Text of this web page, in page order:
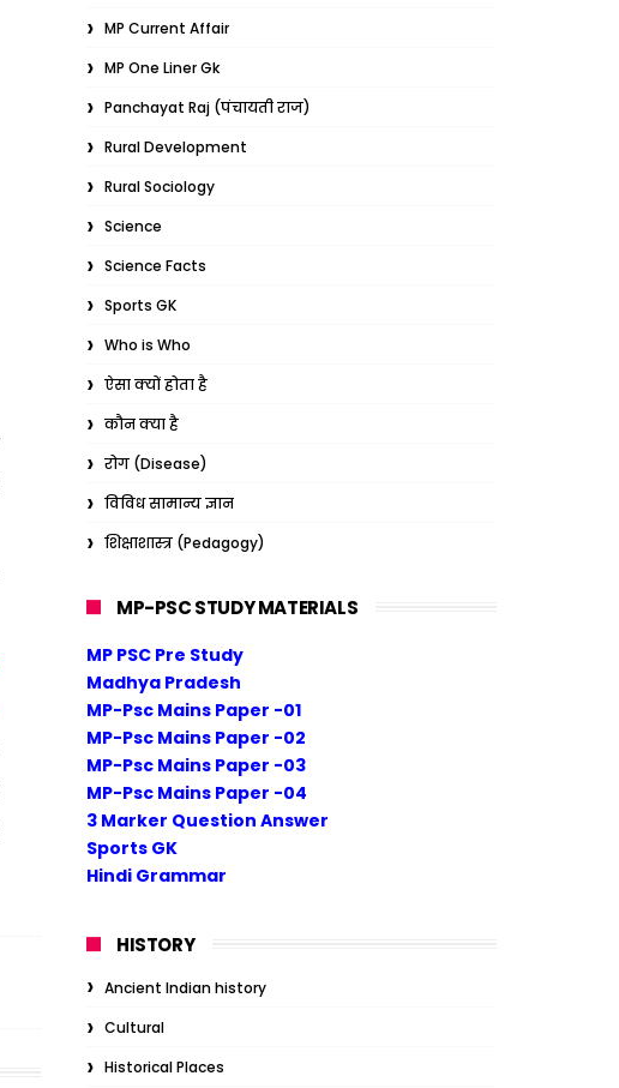
MP Current Affair
MP One Liner Gk
Panchayat Raj (पंचायती राज)
Rural Development
Rural Sociology
Science
Science Facts
Sports GK
Who is Who
ऐसा क्यों होता है
कौन क्या है
रोग (Disease)
विविध सामान्य ज्ञान
शिक्षाशास्त्र (Pedagogy)
MP-PSC STUDY MATERIALS
MP PSC Pre Study
Madhya Pradesh
MP-Psc Mains Paper -01
MP-Psc Mains Paper -02
MP-Psc Mains Paper -03
MP-Psc Mains Paper -04
3 Marker Question Answer
Sports GK
Hindi Grammar
HISTORY
Ancient Indian history
Cultural
Historical Places